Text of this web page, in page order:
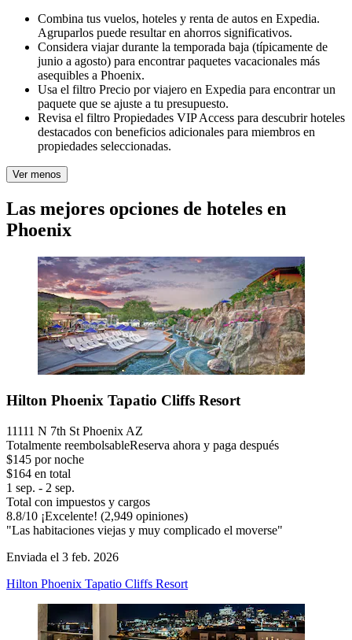
Combina tus vuelos, hoteles y renta de autos en Expedia.
Agruparlos puede resultar en ahorros significativos.
Considera viajar durante la temporada baja (típicamente de
junio a agosto) para encontrar paquetes vacacionales más
asequibles a Phoenix.
Usa el filtro Precio por viajero en Expedia para encontrar un
paquete que se ajuste a tu presupuesto.
Revisa el filtro Propiedades VIP Access para descubrir hoteles
destacados con beneficios adicionales para miembros en
propiedades seleccionadas.
Ver menos
Las mejores opciones de hoteles en
Phoenix
Hilton Phoenix Tapatio Cliffs Resort
11111 N 7th St Phoenix AZ
Totalmente reembolsableReserva ahora y paga después
$145 por noche
$164 en total
1 sep. - 2 sep.
Total con impuestos y cargos
8.8/10 ¡Excelente! (2,949 opiniones)
"Las habitaciones viejas y muy complicado el moverse"
Enviada el 3 feb. 2026
Hilton Phoenix Tapatio Cliffs Resort